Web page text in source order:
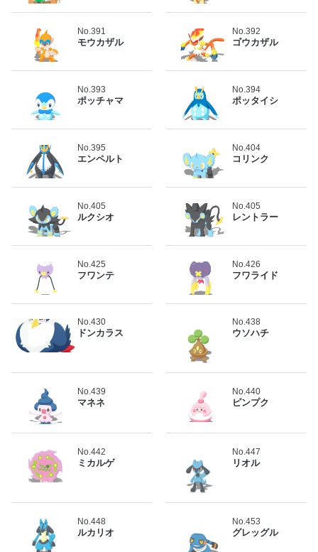
No.391
モウカザル
No.392
ゴウカザル
No.393
ポッチャマ
No.394
ポッタイシ
No.395
エンペルト
No.404
コリンク
No.405
ルクシオ
No.405
レントラー
No.425
フワンテ
No.426
フワライド
No.430
ドンカラス
No.438
ウソハチ
No.439
マネネ
No.440
ピンプク
No.442
ミカルゲ
No.447
リオル
No.448
ルカリオ
No.453
グレッグル